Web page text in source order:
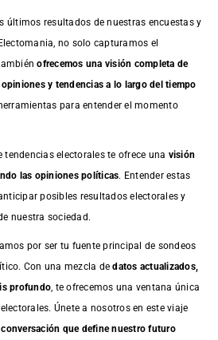
últimos resultados de nuestras encuestasy
no solo capturamos el
ofrecemos una visión completa de
y tendencias a lo largo del tiempo
para entender el momento
tendencias electorales te ofrece una visión
las opiniones políticas. Entender estas
posibles resultados electorales y
nuestra sociedad.
por ser tu fuente principal de sondeos
Con una mezcla dedatos actualizados,
profundo , te ofrecemos una ventana única
Únete a nosotros en este viaje
conversación que define nuestro futuro